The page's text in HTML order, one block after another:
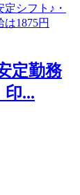
定勤務
印...